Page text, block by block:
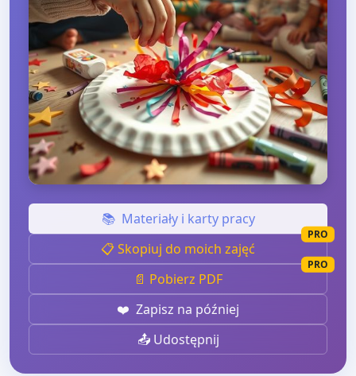
📚 Materiały i karty pracy
📋 Skopiuj do moich zajęć
PRO
📄 Pobierz PDF
PRO
❤️ Zapisz na później
📤 Udostępnij